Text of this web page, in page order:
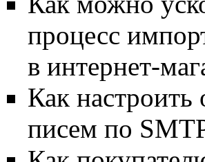
процесс
в интернет-
Как настроить
писем по